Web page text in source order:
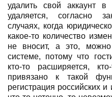
удалить свой аккаунт
удаляется, согласно
случаях, когда
какое-то количество
не вносит, а это, можно
системе, потому что
кто-то расширяется,
привязано к такой
регистрация российских